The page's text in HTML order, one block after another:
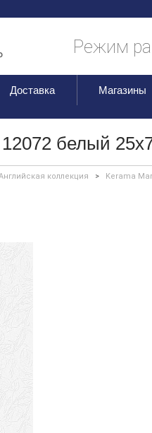
Режим
Доставка Магазины
белый
коллекция > Kerama